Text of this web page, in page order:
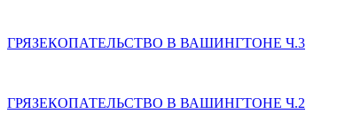
ГРЯЗЕКОПАТЕЛЬСТВО В ВАШИНГТОНЕ Ч.3
ГРЯЗЕКОПАТЕЛЬСТВО В ВАШИНГТОНЕ Ч.2